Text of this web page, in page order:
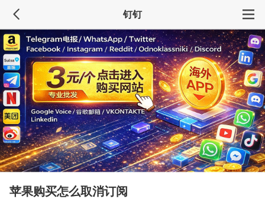
钉钉
苹果购买怎么取消订阅